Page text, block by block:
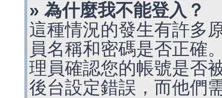
» 為什麼我不能登入？
這種情況的發生有許多
員名稱和密碼是否正確
理員確認您的帳號是否
後台設定錯誤，而他們